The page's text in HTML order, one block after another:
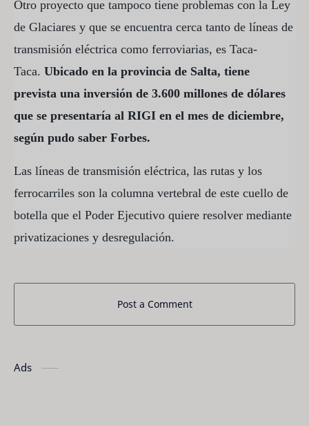
Otro proyecto que tampoco tiene problemas con la Ley
de Glaciares y que se encuentra cerca tanto de líneas de
transmisión eléctrica como ferroviarias, es Taca-
Taca. Ubicado en la provincia de Salta, tiene
prevista una inversión de 3.600 millones de dólares
que se presentaría al RIGI en el mes de diciembre,
según pudo saber Forbes.
Las líneas de transmisión eléctrica, las rutas y los
ferrocarriles son la columna vertebral de este cuello de
botella que el Poder Ejecutivo quiere resolver mediante
privatizaciones y desregulación.
Post a Comment
Ads